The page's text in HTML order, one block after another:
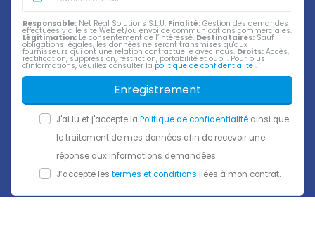
Responsable: Net Real Solutions S.L.U. Finalité: Gestion des demandes
effectuées via le site Web et/ou envoi de communications commerciales.
Légitimation: Le consentement de l’intéressé. Destinataires: Sauf
obligations légales, les données ne seront transmises qu'aux
fournisseurs qui ont une relation contractuelle avec nous. Droits: Accès,
rectification, suppression, restriction, portabilité et oubli. Pour plus
d'informations, veuillez consulter la politique de confidentialité .
Enregistrement
J'ai lu et j'accepte la Politique de confidentialité ainsi que
le traitement de mes données afin de recevoir une
réponse aux informations demandées.
J’accepte les termes et conditions liées à mon contrat.